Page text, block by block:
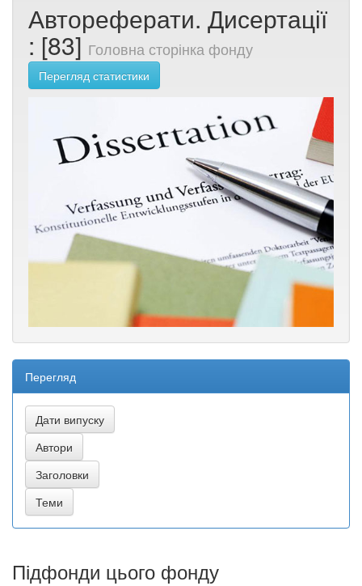
Автореферати. Дисертації
: [83]Головна сторінка фонду
Перегляд статистики
Перегляд
Підфонди цього фонду